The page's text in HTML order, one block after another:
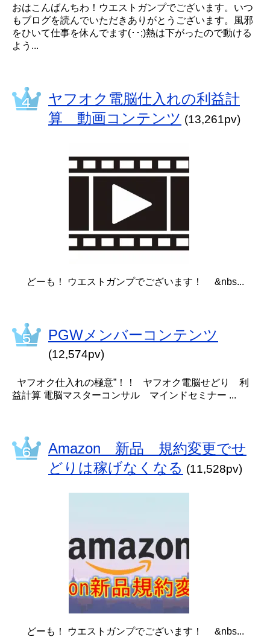
おはこんばんちわ！ウエストガンプでございます。いつ
もブログを読んでいただきありがとうございます。風邪
をひいて仕事を休んでます(･･;)熱は下がったので動ける
よう...
ヤフオク電脳仕入れの利益計
算 動画コンテンツ (13,261pv)
どーも！ ウエストガンプでございます！ &nbs...
PGWメンバーコンテンツ
(12,574pv)
ヤフオク仕入れの極意”！！ ヤフオク電脳せどり 利
益計算 電脳マスターコンサル マインドセミナー ...
Amazon 新品 規約変更でせ
どりは稼げなくなる (11,528pv)
どーも！ ウエストガンプでございます！ &nbs...